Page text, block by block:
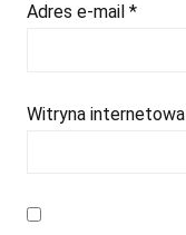
Adres e-mail *
Witryna internetowa